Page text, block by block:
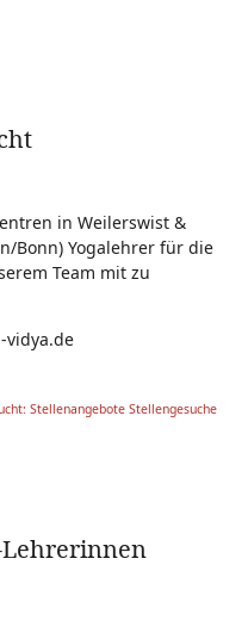
in Weilerswist &
Bonn) Yogalehrer für die
Team mit zu
vidya.de
Stellenangebote Stellengesuche